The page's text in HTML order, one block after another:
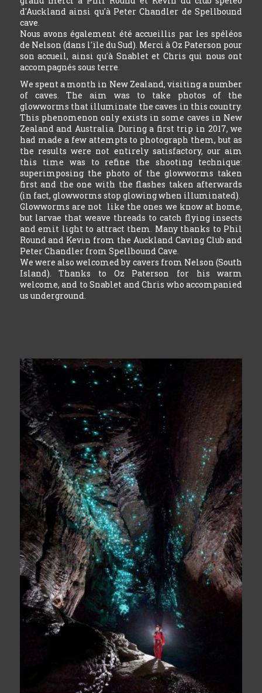
d'Auckland ainsi qu'à Peter Chandler de Spellbound
cave.
Nous avons également été accueillis par les spéléos
de Nelson (dans l'ïle du Sud). Merci à Oz Paterson pour
son accueil, ainsi qu'à Snablet et Chris qui nous ont
accompagnés sous terre.
We spent a month in New Zealand, visiting a number
of caves. The aim was to take photos of the
glowworms that illuminate the caves in this country.
This phenomenon only exists in some caves in New
Zealand and Australia. During a first trip in 2017, we
had made a few attempts to photograph them, but as
the results were not entirely satisfactory, our aim
this time was to refine the shooting technique:
superimposing the photo of the glowworms taken
first and the one with the flashes taken afterwards
(in fact, glowworms stop glowing when illuminated).
Glowworms are not like the ones we know at home,
but larvae that weave threads to catch flying insects
and emit light to attract them. Many thanks to Phil
Round and Kevin from the Auckland Caving Club and
Peter Chandler from Spellbound Cave.
We were also welcomed by cavers from Nelson (South
Island). Thanks to Oz Paterson for his warm
welcome, and to Snablet and Chris who accompanied
us underground.